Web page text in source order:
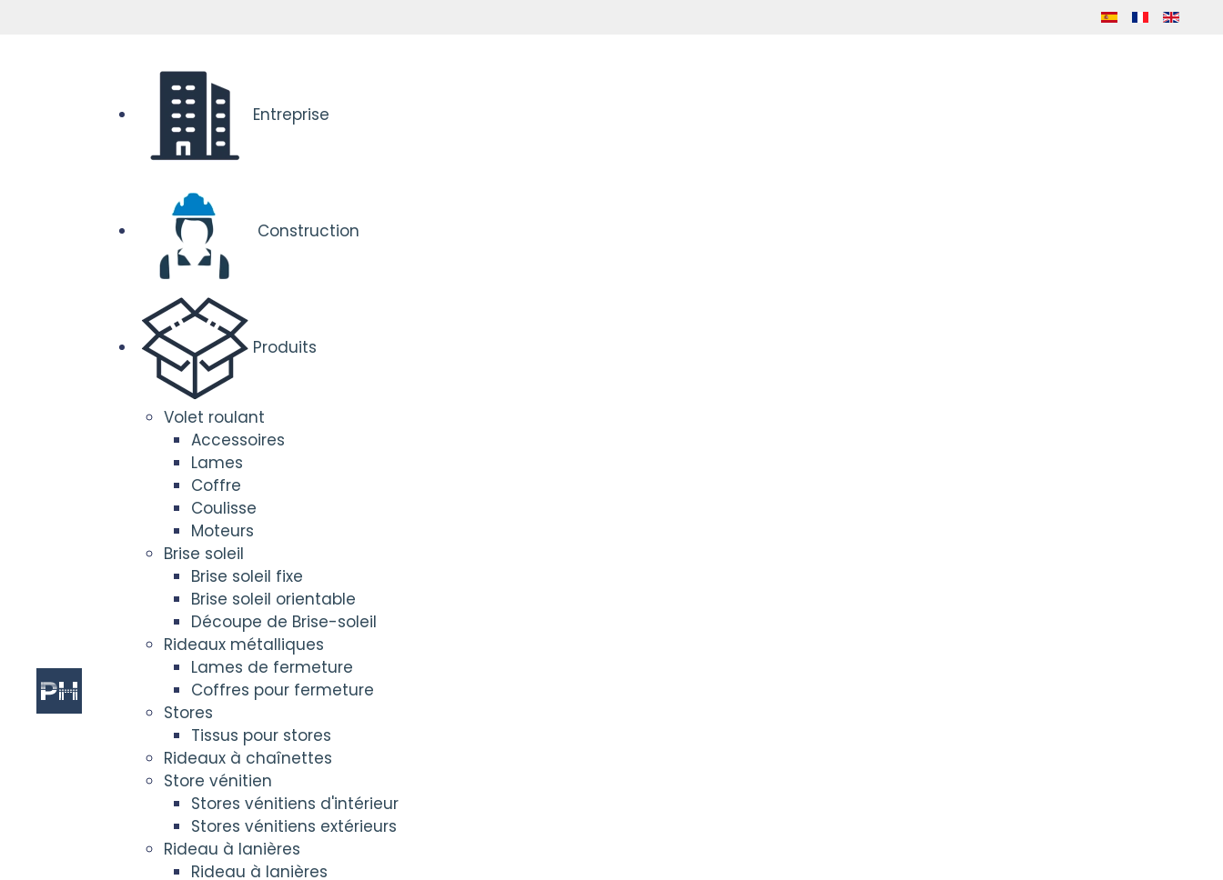
Entreprise
Construction
Produits
Volet roulant
Accessoires
Lames
Coffre
Coulisse
Moteurs
Brise soleil
Brise soleil fixe
Brise soleil orientable
Découpe de Brise-soleil
Rideaux métalliques
Lames de fermeture
Coffres pour fermeture
Stores
Tissus pour stores
Rideaux à chaînettes
Store vénitien
Stores vénitiens d'intérieur
Stores vénitiens extérieurs
Rideau à lanières
Rideau à lanières